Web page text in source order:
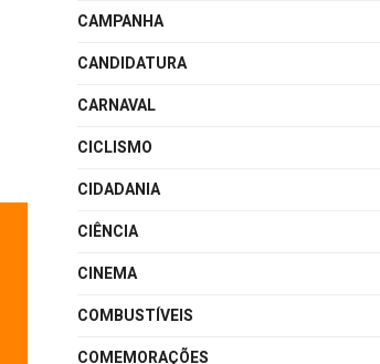
CAMPANHA
CANDIDATURA
CARNAVAL
CICLISMO
CIDADANIA
CIÊNCIA
CINEMA
COMBUSTÍVEIS
COMEMORAÇÕES